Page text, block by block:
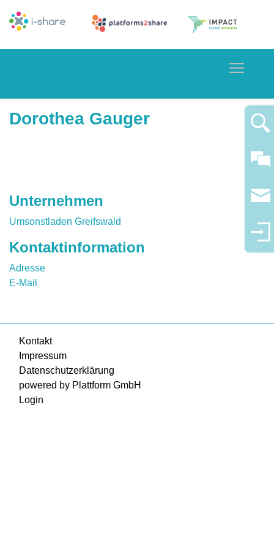
Dorothea Gauger
Unternehmen
Umsonstladen Greifswald
Kontaktinformation
Adresse
E-Mail
Kontakt
Impressum
Datenschutzerklärung
powered by Plattform GmbH
Login